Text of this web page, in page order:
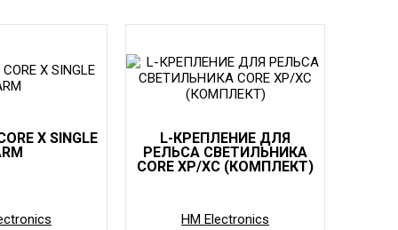
X SINGLE
L-КРЕПЛЕНИЕ ДЛЯ
РЕЛЬСА СВЕТИЛЬНИКА
CORE XP/XC (КОМПЛЕКТ)
HM Electronics